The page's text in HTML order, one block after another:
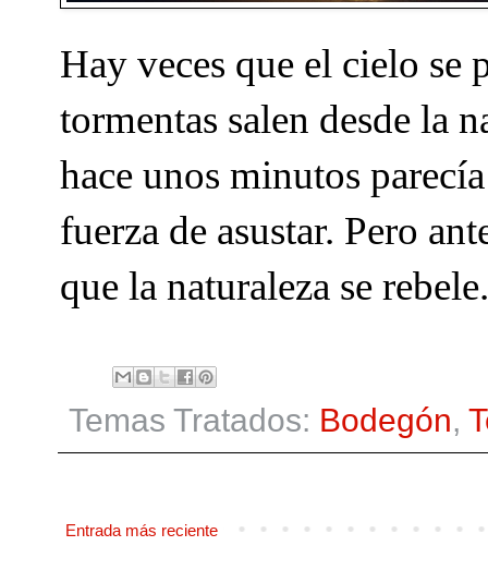
Hay veces que el cielo se
tormentas salen desde la
hace unos minutos
fuerza de asustar. Pero
que la naturaleza se rebele.
Temas Tratados: Bodegón,
Entrada más reciente